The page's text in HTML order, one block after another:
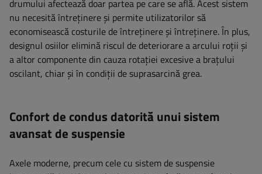
drumului afectează doar partea pe care se află. Acest sistem
nu necesită întreținere și permite utilizatorilor să
economisească costurile de întreținere și întreținere. În plus,
designul osiilor elimină riscul de deteriorare a arcului roții și
a altor componente din cauza rotației excesive a brațului
oscilant, chiar și în condiții de suprasarcină grea.
Confort de condus datorită unui sistem
avansat de suspensie
Axele moderne, precum cele cu sistem de suspensie